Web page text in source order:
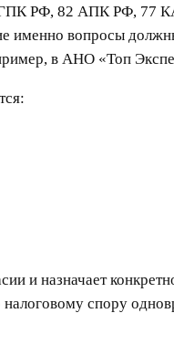
ГПК РФ, 82 АПК РФ,
именно вопросы
в АНО «Топ
и назначает
спору